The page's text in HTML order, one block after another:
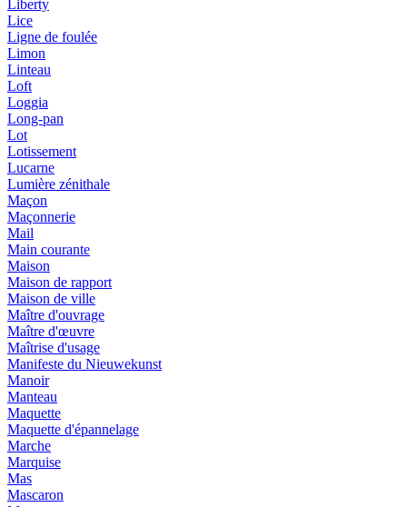
Liberty
Lice
Ligne de foulée
Limon
Linteau
Loft
Loggia
Long-pan
Lot
Lotissement
Lucarne
Lumière zénithale
Maçon
Maçonnerie
Mail
Main courante
Maison
Maison de rapport
Maison de ville
Maître d'ouvrage
Maître d'œuvre
Maîtrise d'usage
Manifeste du Nieuwekunst
Manoir
Manteau
Maquette
Maquette d'épannelage
Marche
Marquise
Mas
Mascaron